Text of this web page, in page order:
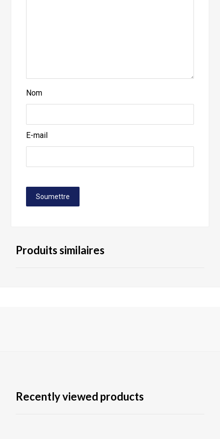
Nom
E-mail
Produits similaires
Recently viewed products